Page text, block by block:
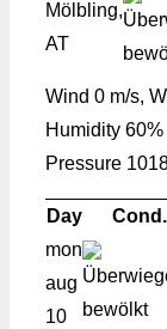
Mölbling,
AT
Wind 0 m/s,
Humidity 60%
Pressure
Day Cond.
mon
aug
10